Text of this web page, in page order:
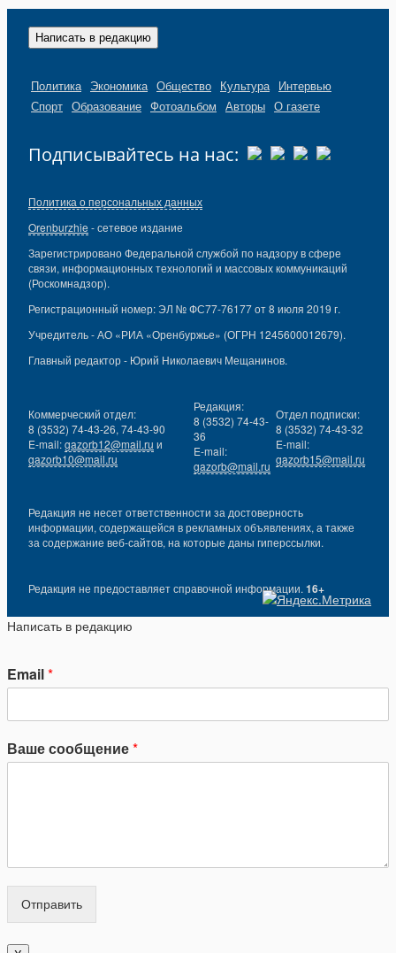
Написать в редакцию
Политика Экономика Общество Культура Интервью
Спорт Образование Фотоальбом Авторы О газете
Подписывайтесь на нас:
Политика о персональных данных
Orenburzhie - сетевое издание
Зарегистрировано Федеральной службой по надзору в сфере
связи, информационных технологий и массовых коммуникаций
(Роскомнадзор).
Регистрационный номер: ЭЛ № ФС77-76177 от 8 июля 2019 г.
Учредитель - АО «РИА «Оренбуржье» (ОГРН 1245600012679).
Главный редактор - Юрий Николаевич Мещанинов.
Коммерческий отдел:
8 (3532) 74-43-26, 74-43-90
E-mail:gazorb12@mail.ru и
gazorb10@mail.ru
Редакция:
8 (3532) 74-43-
36
E-mail:
gazorb@mail.ru
Отдел подписки:
8 (3532) 74-43-32
E-mail:
gazorb15@mail.ru
Редакция не несет ответственности за достоверность
информации, содержащейся в рекламных объявлениях, а также
за содержание веб-сайтов, на которые даны гиперссылки.
Редакция не предоставляет справочной информации. 16+
Написать в редакцию
Email*
Ваше сообщение*
Отправить